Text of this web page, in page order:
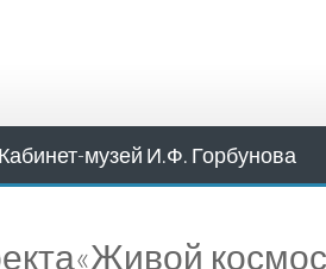
Кабинет-музей И.Ф. Горбунова